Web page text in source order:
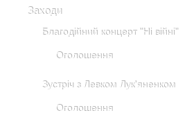
Заходи
Благодійний концерт "Ні війні"
Оголошення
Зустріч з Левком Лук'яненком
Оголошення